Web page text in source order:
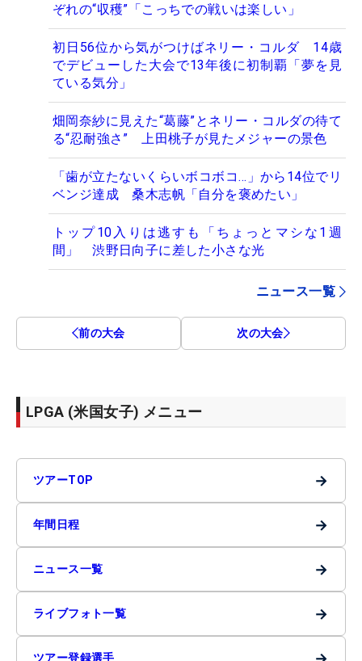
ぞれの“収穫”「こっちでの戦いは楽しい」
初日56位から気がつけばネリー・コルダ 14歳
でデビューした大会で13年後に初制覇「夢を見
ている気分」
畑岡奈紗に見えた“葛藤”とネリー・コルダの待て
る“忍耐強さ” 上田桃子が見たメジャーの景色
「歯が立たないくらいボコボコ…」から14位でリ
ベンジ達成 桑木志帆「自分を褒めたい」
トップ10入りは逃すも「ちょっとマシな1週
間」 渋野日向子に差した小さな光
ニュース一覧
前の大会 次の大会
LPGA (米国女子) メニュー
ツアーTOP →
年間日程 →
ニュース一覧 →
ライブフォト一覧 →
ツアー登録選手